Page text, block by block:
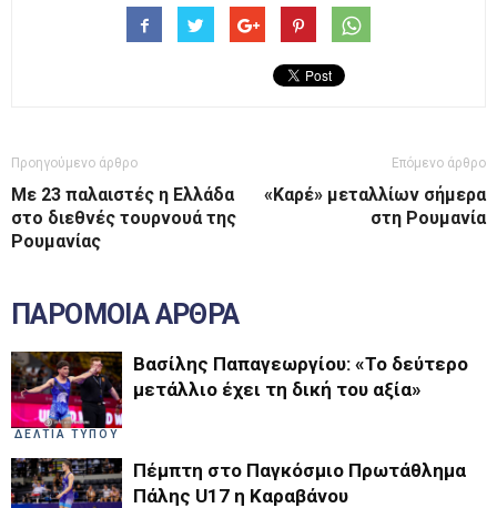
Προηγούμενο άρθρο
Με 23 παλαιστές η Ελλάδα
στο διεθνές τουρνουά της
Ρουμανίας
Επόμενο άρθρο
«Καρέ» μεταλλίων σήμερα
στη Ρουμανία
ΠΑΡΟΜΟΙΑ ΑΡΘΡΑ
ΔΕΛΤΙΑ ΤΥΠΟΥ
Βασίλης Παπαγεωργίου: «Το δεύτερο
μετάλλιο έχει τη δική του αξία»
Πέμπτη στο Παγκόσμιο Πρωτάθλημα
Πάλης U17 η Καραβάνου